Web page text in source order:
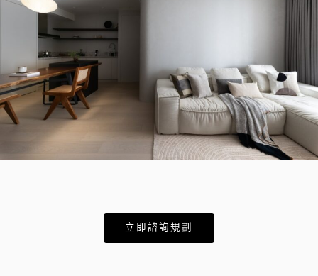
立即諮詢規劃